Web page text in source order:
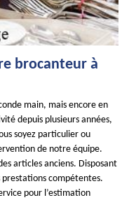
brocanteur à
main, mais encore en
depuis plusieurs années,
soyez particulier ou
de notre équipe.
articles anciens. Disposant
prestations compétentes.
pour l’estimation